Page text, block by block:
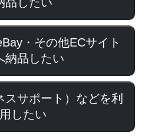
・その他ECサイト
納品したい
スサポート）などを利
用したい